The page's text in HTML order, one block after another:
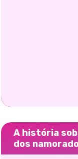
A história
dos